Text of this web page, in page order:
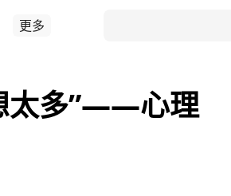
更多
太多”——心理